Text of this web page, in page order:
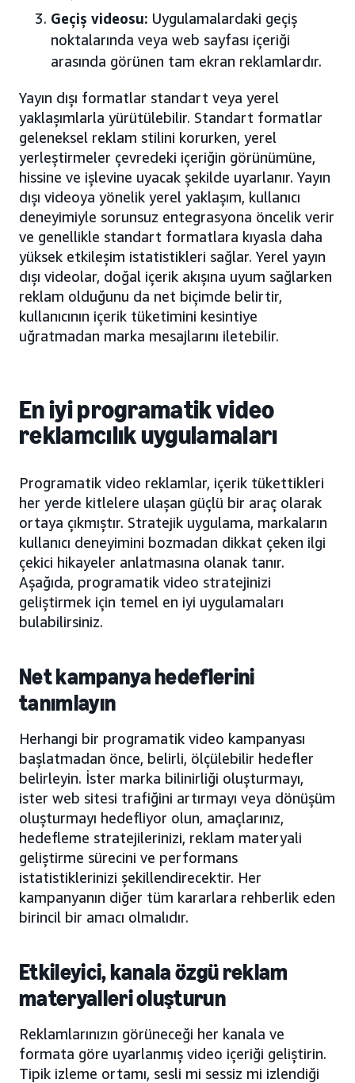
Geçiş videosu: Uygulamalardaki geçiş
noktalarında veya web sayfası içeriği
arasında görünen tam ekran reklamlardır.
Yayın dışı formatlar standart veya yerel
yaklaşımlarla yürütülebilir. Standart formatlar
geleneksel reklam stilini korurken, yerel
yerleştirmeler çevredeki içeriğin görünümüne,
hissine ve işlevine uyacak şekilde uyarlanır. Yayın
dışı videoya yönelik yerel yaklaşım, kullanıcı
deneyimiyle sorunsuz entegrasyona öncelik verir
ve genellikle standart formatlara kıyasla daha
yüksek etkileşim istatistikleri sağlar. Yerel yayın
dışı videolar, doğal içerik akışına uyum sağlarken
reklam olduğunu da net biçimde belirtir,
kullanıcının içerik tüketimini kesintiye
uğratmadan marka mesajlarını iletebilir.
En iyi programatik video
reklamcılık uygulamaları
Programatik video reklamlar, içerik tükettikleri
her yerde kitlelere ulaşan güçlü bir araç olarak
ortaya çıkmıştır. Stratejik uygulama, markaların
kullanıcı deneyimini bozmadan dikkat çeken ilgi
çekici hikayeler anlatmasına olanak tanır.
Aşağıda, programatik video stratejinizi
geliştirmek için temel en iyi uygulamaları
bulabilirsiniz.
Net kampanya hedeflerini
tanımlayın
Herhangi bir programatik video kampanyası
başlatmadan önce, belirli, ölçülebilir hedefler
belirleyin. İster marka bilinirliği oluşturmayı,
ister web sitesi trafiğini artırmayı veya dönüşüm
oluşturmayı hedefliyor olun, amaçlarınız,
hedefleme stratejilerinizi, reklam materyali
geliştirme sürecini ve performans
istatistiklerinizi şekillendirecektir. Her
kampanyanın diğer tüm kararlara rehberlik eden
birincil bir amacı olmalıdır.
Etkileyici, kanala özgü reklam
materyalleri oluşturun
Reklamlarınızın görüneceği her kanala ve
formata göre uyarlanmış video içeriği geliştirin.
Tipik izleme ortamı, sesli mi sessiz mi izlendiği